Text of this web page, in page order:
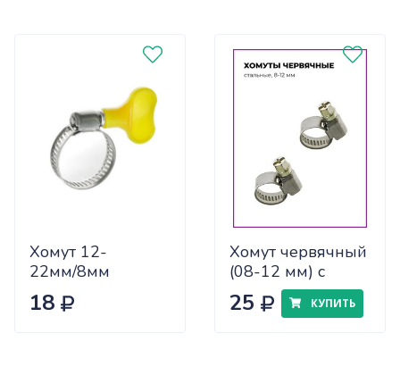
Хомут 12-
22мм/8мм
NA1772-1
бабочка пластик
18
Хомут червячный
(08-12 мм) с
ключом
(10714040/200617/
25 КУПИТЬ